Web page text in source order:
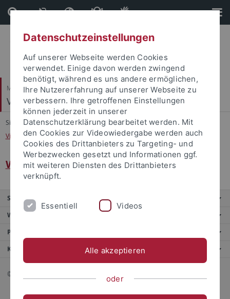
Direkt
zum
Inhalt
Direkt
zur
Fußleiste
Mathematisch-Naturwissenschaftliche Fakultät
Visuelle und Kognitive Neurowissenschaften
Sie sind hier: Startseite
...
Visuelle und Kognitive Neurowissenschaften
Welcome
Service
Weitere Angebote
Portale
Kontaktinfo
© 2026 Eberhard Karls Universität Tübingen, Tübingen
Datenschutzeinstellungen
Auf unserer Webseite werden Cookies
verwendet. Einige davon werden zwingend
benötigt, während es uns andere ermöglichen,
Ihre Nutzererfahrung auf unserer Webseite zu
verbessern. Ihre getroffenen Einstellungen
können jederzeit in unserer
Datenschutzerklärung bearbeitet werden. Mit
den Cookies zur Videowiedergabe werden auch
Cookies des Drittanbieters zu Targeting- und
Werbezwecken gesetzt und Informationen ggf.
mit weiteren Diensten des Drittanbieters
verknüpft.
Essentiell Videos
Alle akzeptieren
oder